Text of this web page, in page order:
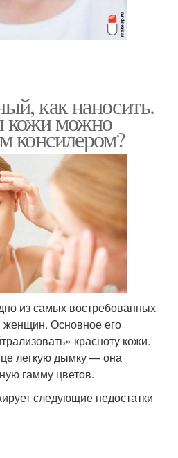
как наносить.
кожи можно
консилером?
из самых востребованных
женщин. Основное его
красноту кожи.
легкую дымку — она
гамму цветов.
следующие недостатки